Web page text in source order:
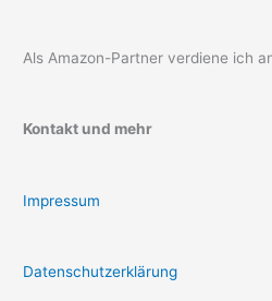
Als Amazon-Partner verdiene ich
Kontakt und mehr
Impressum
Datenschutzerklärung